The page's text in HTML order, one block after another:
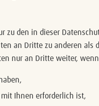
zu den in dieser
an Dritte zu anderen als
nur an Dritte weiter,
Ihnen erforderlich ist,